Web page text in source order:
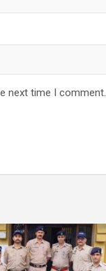
next time I comment.